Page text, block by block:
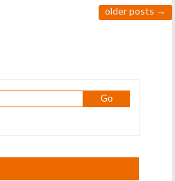
older posts →